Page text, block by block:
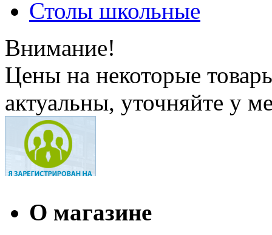
Столы школьные
Внимание!
Цены на некоторые
актуальны, уточняйте у
О магазине